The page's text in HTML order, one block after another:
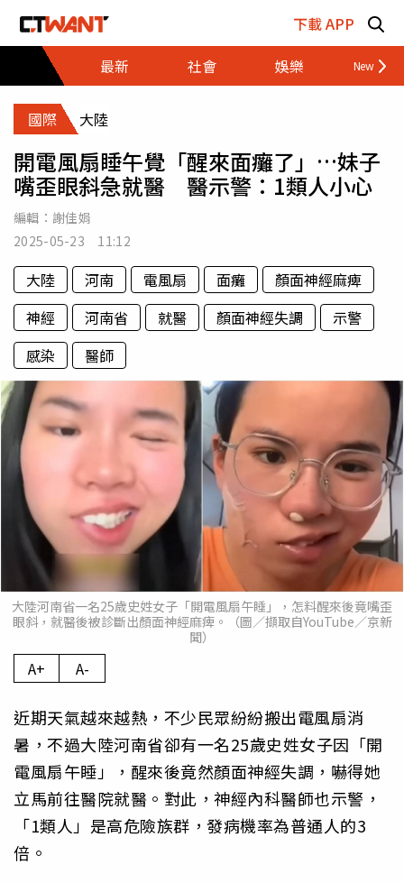
下載 APP
最新
社會 娛樂 財經
國際 大陸
開電風扇睡午覺「醒來面癱了」…妹子
嘴歪眼斜急就醫 醫示警：1類人小心
編輯： 謝佳娟
2025-05-23 11:12
大陸 河南 電風扇 面癱
顏面神經麻痺
神經
河南省 就醫 顏面神經失調
示警
感染
醫師
大陸河南省一名25歲史姓女子「開電風扇午睡」，怎料醒來後竟嘴歪
眼斜，就醫後被診斷出顏面神經麻痺。（圖／擷取自YouTube／京新
聞）
A+ A-
近期天氣越來越熱，不少民眾紛紛搬出電風扇消
暑，不過大陸河南省卻有一名25歲史姓女子因「開
電風扇午睡」，醒來後竟然顏面神經失調，嚇得她
立馬前往醫院就醫。對此，神經內科醫師也示警，
「1類人」是高危險族群，發病機率為普通人的3
倍。